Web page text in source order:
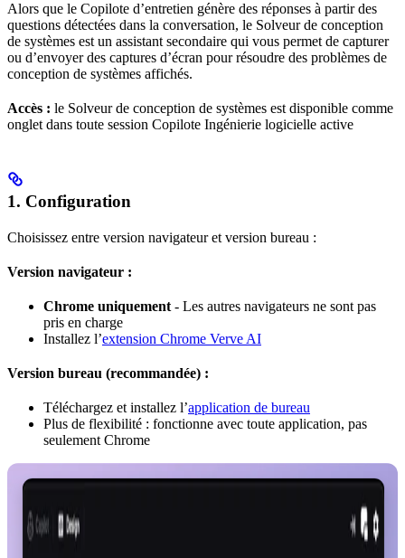
Alors que le Copilote d’entretien génère des réponses à partir des
questions détectées dans la conversation, le Solveur de conception
de systèmes est un assistant secondaire qui vous permet de capturer
ou d’envoyer des captures d’écran pour résoudre des problèmes de
conception de systèmes affichés.
Accès : le Solveur de conception de systèmes est disponible comme
onglet dans toute session Copilote Ingénierie logicielle active
1. Configuration
Choisissez entre version navigateur et version bureau :
Version navigateur :
Chrome uniquement - Les autres navigateurs ne sont pas
pris en charge
Installez l’extension Chrome Verve AI
Version bureau (recommandée) :
Téléchargez et installez l’application de bureau
Plus de flexibilité : fonctionne avec toute application, pas
seulement Chrome